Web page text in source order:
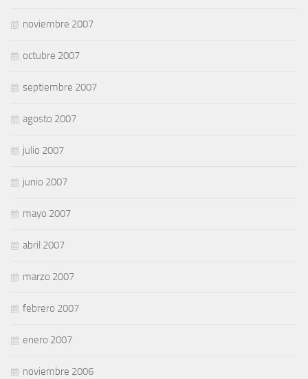
noviembre 2007
octubre 2007
septiembre 2007
agosto 2007
julio 2007
junio 2007
mayo 2007
abril 2007
marzo 2007
febrero 2007
enero 2007
noviembre 2006